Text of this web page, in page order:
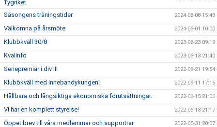
Tygriket
Säsongens träningstider 2024-08-08 15:43
Välkomna på årsmöte 2024-03-01 10:00
Klubbkväll 30/8 2023-08-23 09:19
Kvalinfo 2023-03-13 21:40
Seriepremiär i div II! 2022-09-21 19:54
Klubbkväll med Innebandykungen! 2022-09-11 17:15
Hållbara och långsiktiga ekonomiska förutsättningar. 2022-06-15 21:06
Vi har en komplett styrelse! 2022-06-13 21:17
Öppet brev till våra medlemmar och supportrar 2022-05-31 20:07